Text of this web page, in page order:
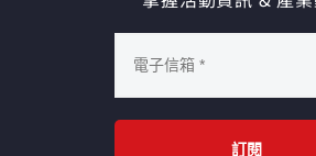
訂閱